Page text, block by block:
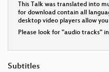
This Talk was translated into
for download contain all
desktop video players allow
Please look for "audio tracks"
Subtitles